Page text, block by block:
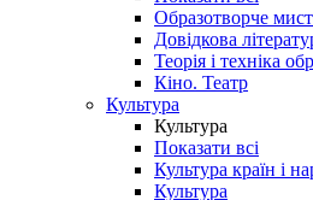
Образотворче
Довідкова
Теорія і техніка
Кіно. Театр
Культура
Культура
Показати всі
Культура країн і
Культура